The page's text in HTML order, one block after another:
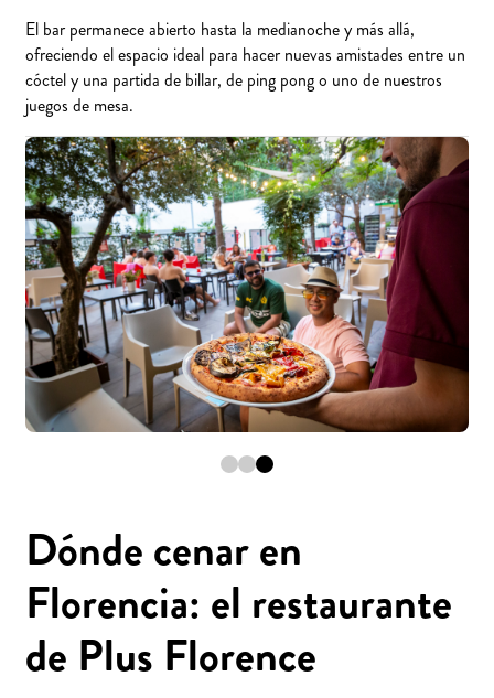
El bar permanece abierto hasta la medianoche y más allá,
ofreciendo el espacio ideal para hacer nuevas amistades entre un
cóctel y una partida de billar, de ping pong o uno de nuestros
juegos de mesa.
Dónde cenar en
Florencia: el restaurante
de Plus Florence